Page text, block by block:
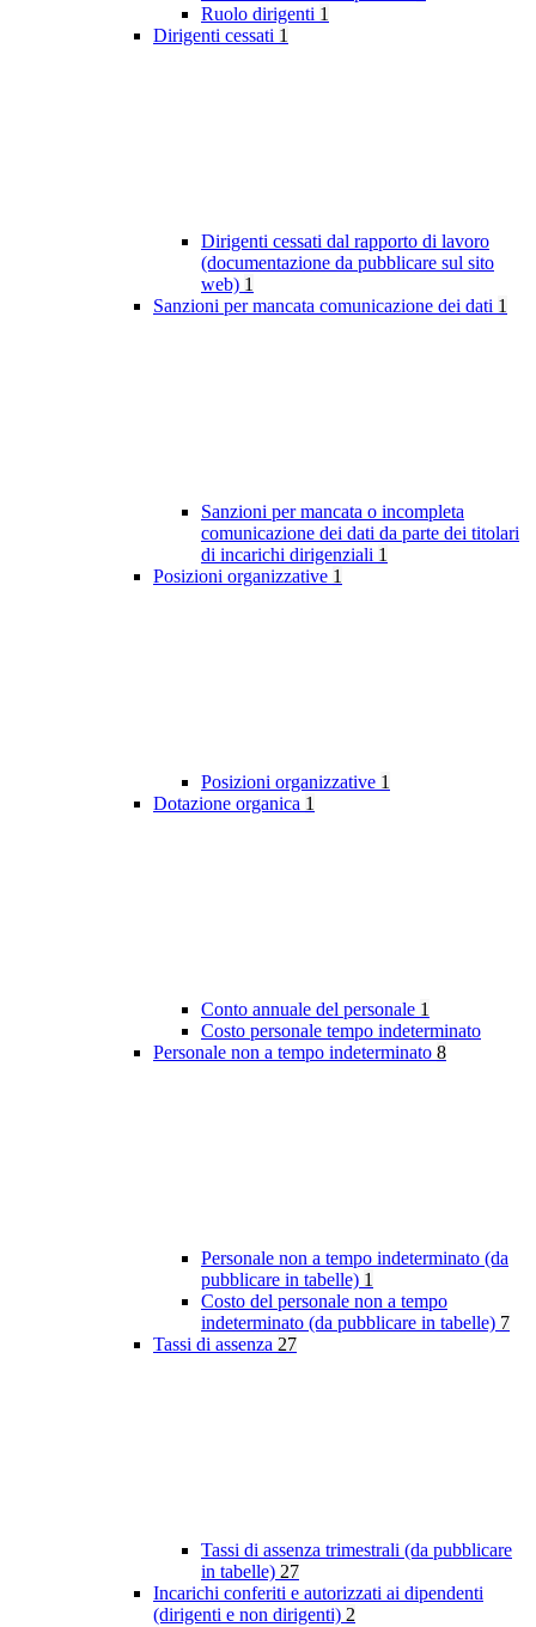
Ruolo dirigenti 1
Dirigenti cessati 1
Dirigenti cessati dal rapporto di lavoro
(documentazione da pubblicare sul sito
web) 1
Sanzioni per mancata comunicazione dei dati 1
Sanzioni per mancata o incompleta
comunicazione dei dati da parte dei titolari
di incarichi dirigenziali 1
Posizioni organizzative 1
Posizioni organizzative 1
Dotazione organica 1
Conto annuale del personale 1
Costo personale tempo indeterminato
Personale non a tempo indeterminato 8
Personale non a tempo indeterminato (da
pubblicare in tabelle) 1
Costo del personale non a tempo
indeterminato (da pubblicare in tabelle) 7
Tassi di assenza 27
Tassi di assenza trimestrali (da pubblicare
in tabelle) 27
Incarichi conferiti e autorizzati ai dipendenti
(dirigenti e non dirigenti) 2